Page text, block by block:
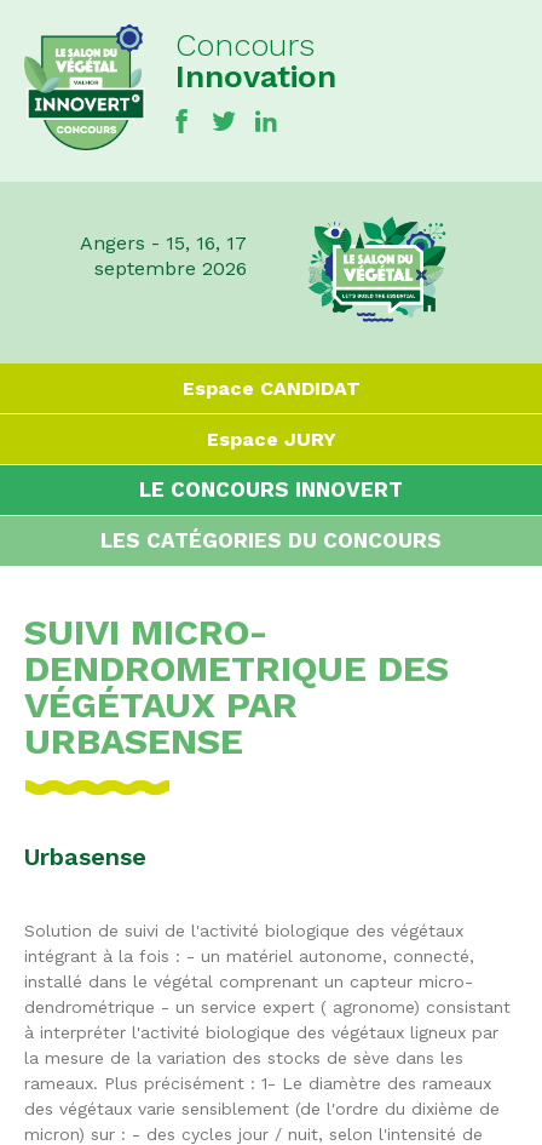
Angers - 15, 16, 17
septembre 2026
Concours
Innovation
Espace CANDIDAT
Espace JURY
LE CONCOURS INNOVERT
LES CATÉGORIES DU CONCOURS
SUIVI MICRO-
DENDROMETRIQUE DES
VÉGÉTAUX PAR
URBASENSE
Urbasense
Solution de suivi de l'activité biologique des végétaux
intégrant à la fois : - un matériel autonome, connecté,
installé dans le végétal comprenant un capteur micro-
dendrométrique - un service expert ( agronome) consistant
à interpréter l'activité biologique des végétaux ligneux par
la mesure de la variation des stocks de sève dans les
rameaux. Plus précisément : 1- Le diamètre des rameaux
des végétaux varie sensiblement (de l'ordre du dixième de
micron) sur : - des cycles jour / nuit, selon l'intensité de